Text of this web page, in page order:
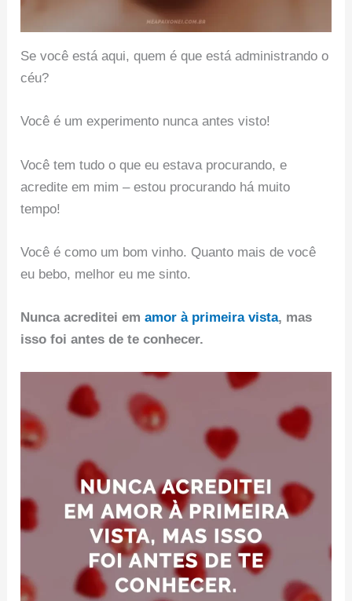
Se você está aqui, quem é que está administrando o
céu?
Você é um experimento nunca antes visto!
Você tem tudo o que eu estava procurando, e
acredite em mim – estou procurando há muito
tempo!
Você é como um bom vinho. Quanto mais de você
eu bebo, melhor eu me sinto.
Nunca acreditei emamor à primeira vista, mas
isso foi antes de te conhecer.